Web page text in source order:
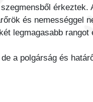
érkeztek.
és nemességgel
legmagasabb rangot
a polgárság és